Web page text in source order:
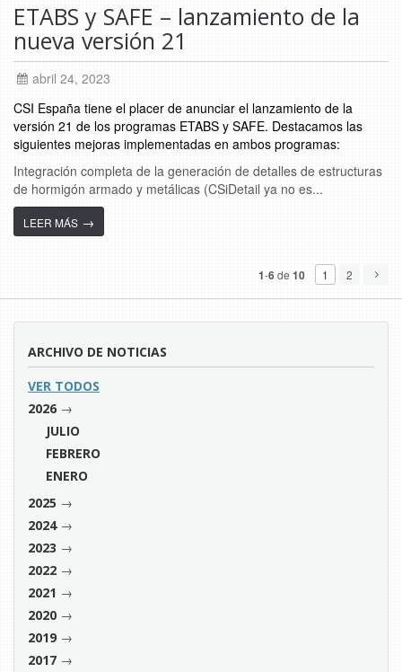
ETABS y SAFE – lanzamiento de la
nueva versión 21
abril 24, 2023
CSI España tiene el placer de anunciar el lanzamiento de la
versión 21 de los programas ETABS y SAFE. Destacamos las
siguientes mejoras implementadas en ambos programas:
Integración completa de la generación de detalles de estructuras
de hormigón armado y metálicas (CSiDetail ya no es...
LEER MÁS →
1-6de 10 1 2
ARCHIVO DE NOTICIAS
VER TODOS
2026 →
JULIO
FEBRERO
ENERO
2025 →
2024→
2023 →
2022 →
2021 →
2020 →
2019 →
2017 →